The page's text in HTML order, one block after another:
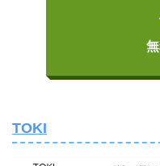
TOKI